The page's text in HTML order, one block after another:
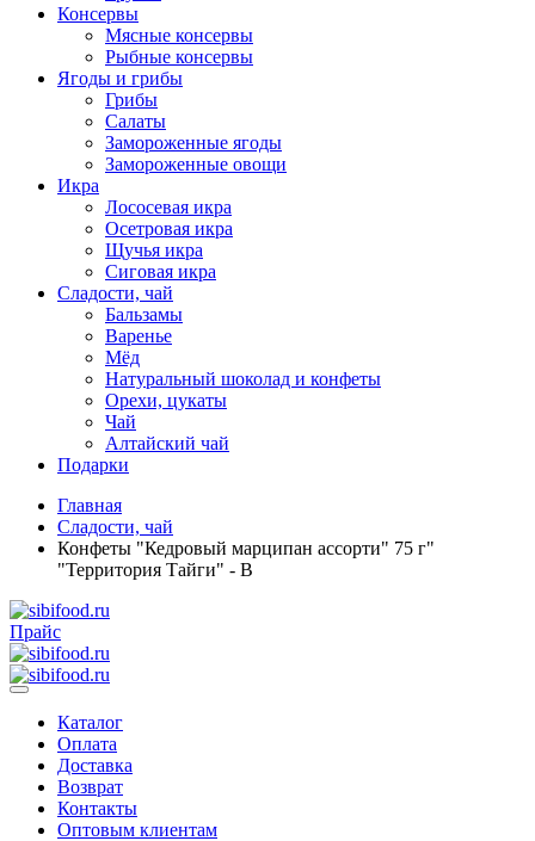
Консервы
Мясные консервы
Рыбные консервы
Ягоды и грибы
Грибы
Салаты
Замороженные ягоды
Замороженные овощи
Икра
Лососевая икра
Осетровая икра
Щучья икра
Сиговая икра
Сладости, чай
Бальзамы
Варенье
Мёд
Натуральный шоколад и конфеты
Орехи, цукаты
Чай
Алтайский чай
Подарки
Главная
Сладости, чай
Конфеты "Кедровый марципан ассорти" 75 г"
"Территория Тайги" - В
Прайс
Каталог
Оплата
Доставка
Возврат
Контакты
Оптовым клиентам